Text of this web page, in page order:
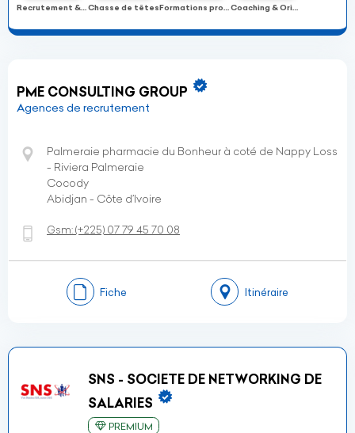
Recrutement & PlacementChasse de têtes Formations professionnelles Coaching & Orientation
PME CONSULTING GROUP
Agences de recrutement
Palmeraie pharmacie du Bonheur à coté de Nappy Loss
- Riviera Palmeraie
Cocody
Abidjan - Côte d’Ivoire
Gsm:(+225) 07 79 45 70 08
Fiche Itinéraire
SNS - SOCIETE DE NETWORKING DE
SALARIES
PREMIUM